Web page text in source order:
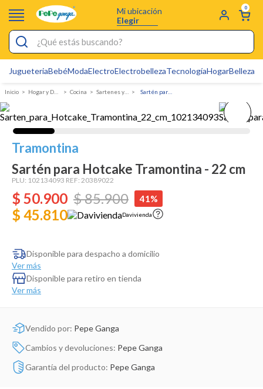
Mi ubicación
Elegir
0
¿Qué estás buscando?
JugueteriaBebéModaElectroElectrobellezaTecnologíaHogarBelleza
Hogar y Decoracion Cocina Sartenes y Woks
Tramontina
Sartén para Hotcake Tramontina - 22 cm
PLU: 102134093 REF: 20389022
$ 50.900 $85.900 41%
$ 45.810 Davivienda
Disponible para despacho a domicilio
Ver más
Disponible para retiro en tienda
Ver más
Vendido por: Pepe Ganga
Cambios y devoluciones: Pepe Ganga
Garantía del producto: Pepe Ganga
Electro
Figuras Toy Story
Carters
Silla Mecedora Bebé
Bebes
Dinosaurio Juguete